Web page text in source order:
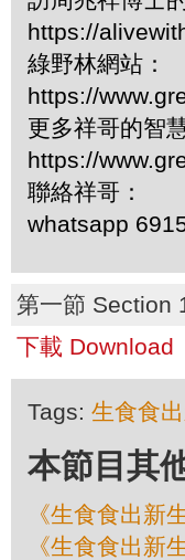
https://
綠野林網站：
https://
更多祥哥的智
https://
聯絡祥哥：
whatsapp
第一節 Section
下載 Download
Tags: 生食食
本節目其
《生食食出新
《生食食出新